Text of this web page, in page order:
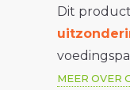
Dit
MEER OVER